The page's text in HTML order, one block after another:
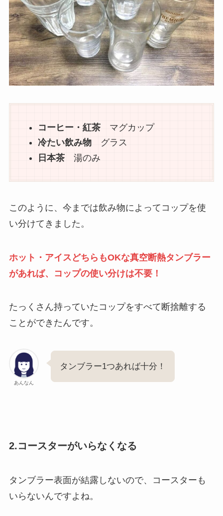
コーヒー・紅茶マグカップ
冷たい飲み物グラス
日本茶湯のみ
このように、今までは飲み物によってコップを使
い分けてきました。
ホット・アイスどちらもOKな真空断熱タンブラー
があれば、コップの使い分けは不要！
たっくさん持っていたコップをすべて断捨離する
ことができたんです。
あんなん
タンブラー1つあれば十分！
2.コースターがいらなくなる
タンブラー表面が結露しないので、コースターも
いらないんですよね。